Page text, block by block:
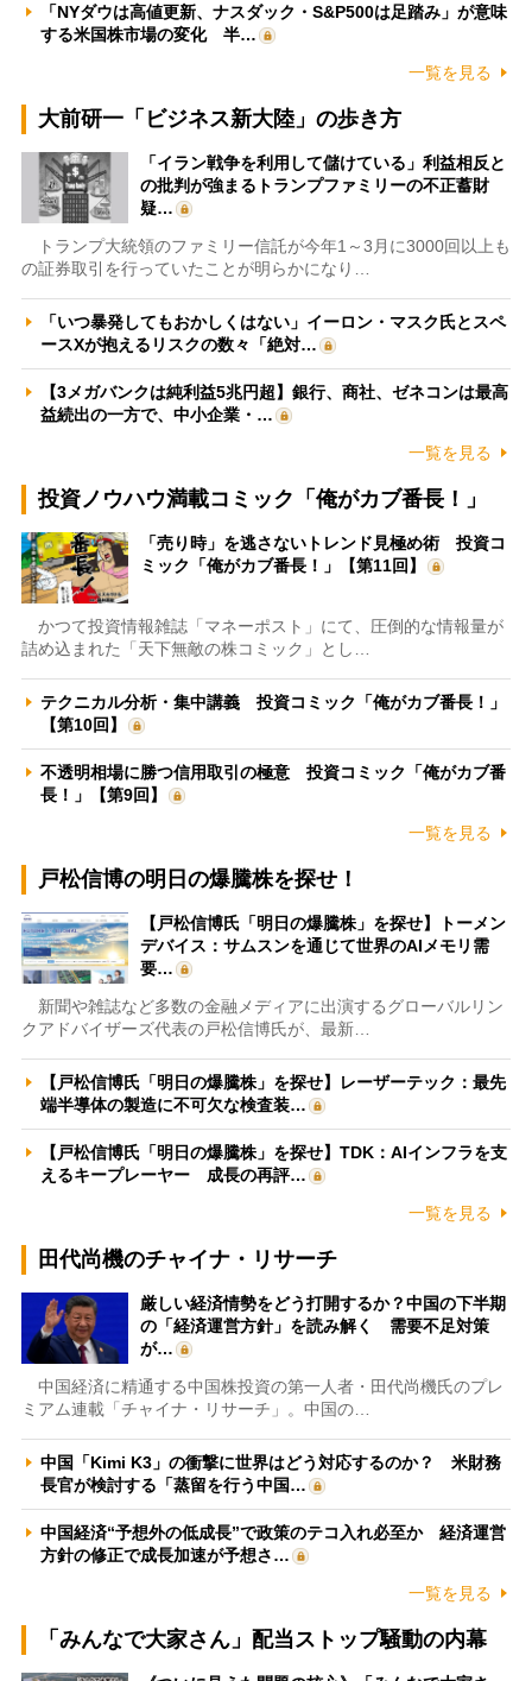
「NYダウは高値更新、ナスダック・S&P500は足踏み」が意味
する米国株市場の変化 半…
一覧を見る
大前研一「ビジネス新大陸」の歩き方
「イラン戦争を利用して儲けている」利益相反と
の批判が強まるトランプファミリーの不正蓄財
疑…
トランプ大統領のファミリー信託が今年1～3月に3000回以上も
の証券取引を行っていたことが明らかになり…
「いつ暴発してもおかしくはない」イーロン・マスク氏とスペ
ースXが抱えるリスクの数々「絶対…
【3メガバンクは純利益5兆円超】銀行、商社、ゼネコンは最高
益続出の一方で、中小企業・…
一覧を見る
投資ノウハウ満載コミック「俺がカブ番長！」
「売り時」を逃さないトレンド見極め術 投資コ
ミック「俺がカブ番長！」【第11回】
かつて投資情報雑誌「マネーポスト」にて、圧倒的な情報量が
詰め込まれた「天下無敵の株コミック」とし…
テクニカル分析・集中講義 投資コミック「俺がカブ番長！」
【第10回】
不透明相場に勝つ信用取引の極意 投資コミック「俺がカブ番
長！」【第9回】
一覧を見る
戸松信博の明日の爆騰株を探せ！
【戸松信博氏「明日の爆騰株」を探せ】トーメン
デバイス：サムスンを通じて世界のAIメモリ需
要…
新聞や雑誌など多数の金融メディアに出演するグローバルリン
クアドバイザーズ代表の戸松信博氏が、最新…
【戸松信博氏「明日の爆騰株」を探せ】レーザーテック：最先
端半導体の製造に不可欠な検査装…
【戸松信博氏「明日の爆騰株」を探せ】TDK：AIインフラを支
えるキープレーヤー 成長の再評…
一覧を見る
田代尚機のチャイナ・リサーチ
厳しい経済情勢をどう打開するか？中国の下半期
の「経済運営方針」を読み解く 需要不足対策
が…
中国経済に精通する中国株投資の第一人者・田代尚機氏のプレ
ミアム連載「チャイナ・リサーチ」。中国の…
中国「Kimi K3」の衝撃に世界はどう対応するのか？ 米財務
長官が検討する「蒸留を行う中国…
中国経済“予想外の低成長”で政策のテコ入れ必至か 経済運営
方針の修正で成長加速が予想さ…
一覧を見る
「みんなで大家さん」配当ストップ騒動の内幕